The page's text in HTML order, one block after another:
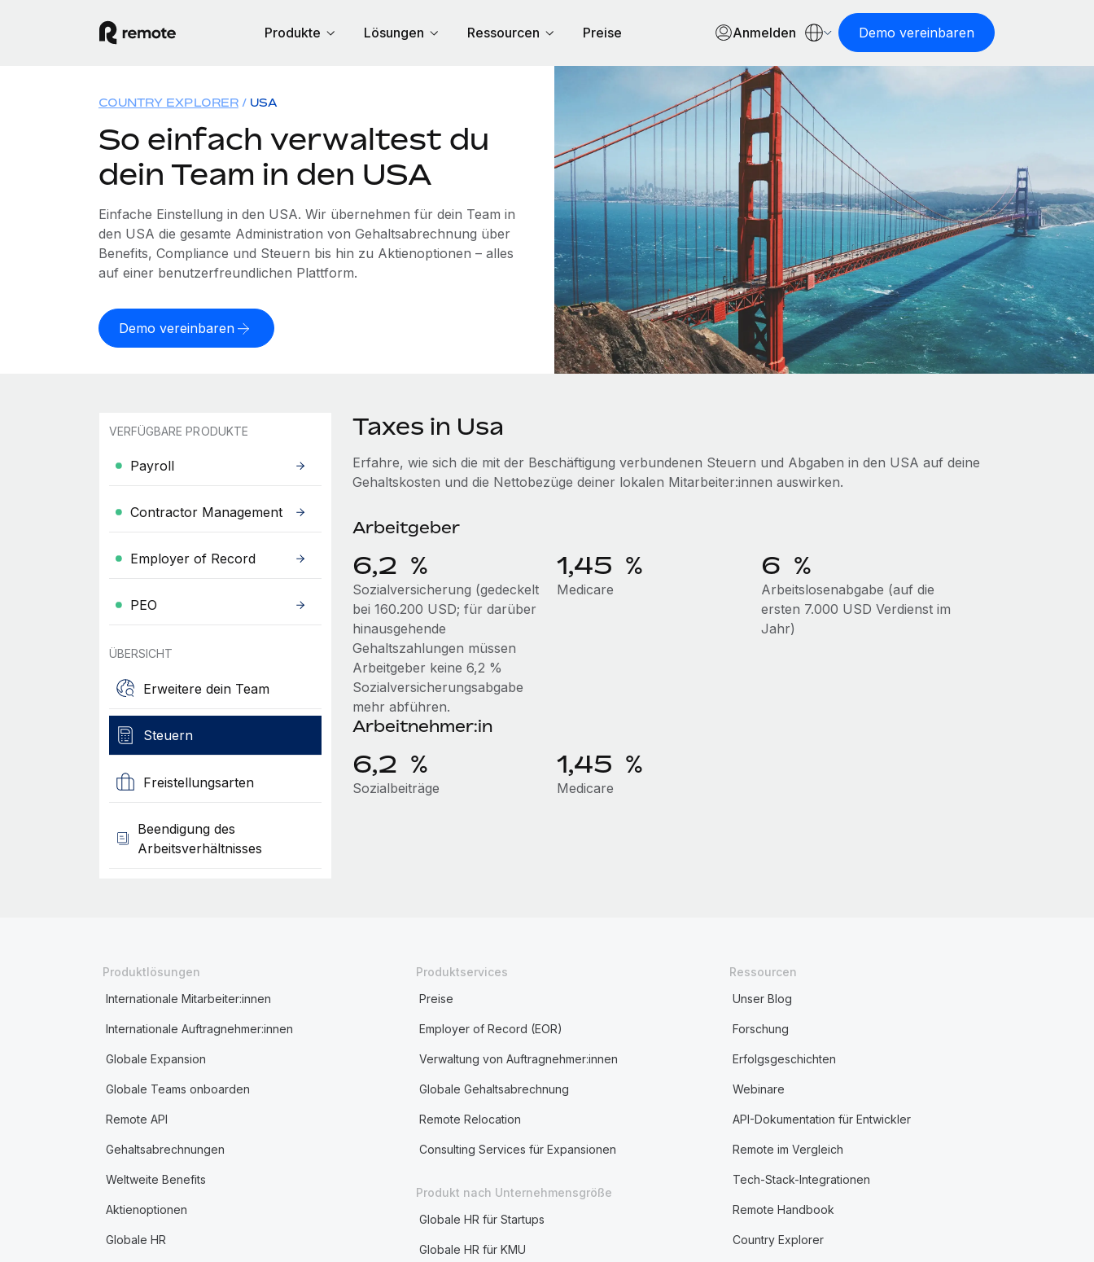
Produkte Lösungen Ressourcen Preise Anmelden Demo vereinbaren
COUNTRY EXPLORER USA
So einfach verwaltest du
dein Team in den USA
Einfache Einstellung in den USA. Wir übernehmen für dein Team in
den USA die gesamte Administration von Gehaltsabrechnung über
Benefits, Compliance und Steuern bis hin zu Aktienoptionen – alles
auf einer benutzerfreundlichen Plattform.
Demo vereinbaren
VERFÜGBARE PRODUKTE
Payroll
Contractor Management
Employer of Record
PEO
ÜBERSICHT
Erweitere dein Team
Steuern
Freistellungsarten
Beendigung des
Arbeitsverhältnisses
Taxes in Usa
Erfahre, wie sich die mit der Beschäftigung verbundenen Steuern und Abgaben in den USA auf deine
Gehaltskosten und die Nettobezüge deiner lokalen Mitarbeiter:innen auswirken.
Arbeitgeber
6,2 %
Sozialversicherung (gedeckelt
bei 160.200 USD; für darüber
hinausgehende
Gehaltszahlungen müssen
Arbeitgeber keine 6,2 %
Sozialversicherungsabgabe
mehr abführen.
1,45 %
Medicare
6 %
Arbeitslosenabgabe (auf die
ersten 7.000 USD Verdienst im
Jahr)
Arbeitnehmer:in
6,2 %
Sozialbeiträge
1,45 %
Medicare
Produktlösungen
Internationale Mitarbeiter:innen
Internationale Auftragnehmer:innen
Globale Expansion
Globale Teams onboarden
Remote API
Gehaltsabrechnungen
Weltweite Benefits
Aktienoptionen
Globale HR
Produktservices
Preise
Employer of Record (EOR)
Verwaltung von Auftragnehmer:innen
Globale Gehaltsabrechnung
Remote Relocation
Consulting Services für Expansionen
Produkt nach Unternehmensgröße
Globale HR für Startups
Globale HR für KMU
Ressourcen
Unser Blog
Forschung
Erfolgsgeschichten
Webinare
API-Dokumentation für Entwickler
Remote im Vergleich
Tech-Stack-Integrationen
Remote Handbook
Country Explorer